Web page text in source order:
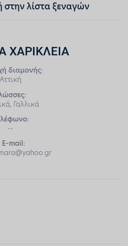
στην λίστα ξεναγών
ΧΑΡΙΚΛΕΙΑ
διαμονής:
Αττική
Γαλλικά
--
E-mail: